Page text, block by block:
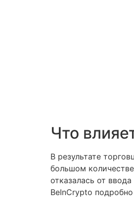
Что
В результате
большом
отказалась от
BeInCrypto